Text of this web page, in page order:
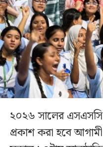
২০২৬ সালের
প্রকাশ করা হবে